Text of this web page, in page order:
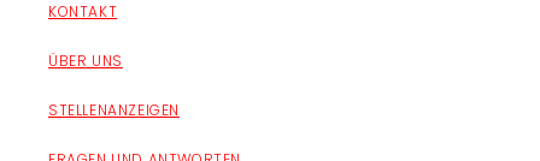
KONTAKT
ÜBER UNS
STELLENANZEIGEN